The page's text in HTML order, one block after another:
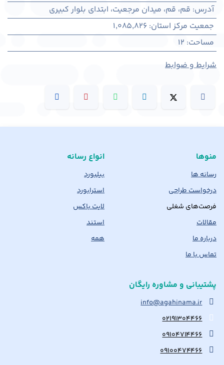
آدرس: قم، قم، میدان مرجعیت، ابتدای بلوار کبیری
جمعیت مرکز استان:
1,085,826
مساحت:
12
شرایط و ضوابط
منوها
رسانه ها
درخواست طراحی
فرصت‌های شغلی
مقالات
درباره ما
تماس با ما
انواع رسانه
بیلبورد
استرابورد
لایت باکس
استند
همه
پشتیبانی و مشاوره رایگان
info@agahinama.ir
۰۲۱۹۱۳۰۴۴۶۶
۰۹۱۰۴۷۱۴۴۶۶
۰۹۱۰۰۴۷۴۴۶۶